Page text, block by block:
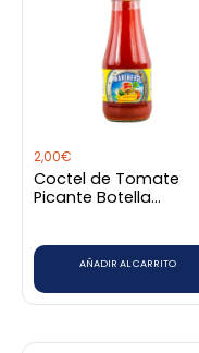
2,00€
Coctel de Tomate
Picante Botella
AÑADIR AL CARRITO